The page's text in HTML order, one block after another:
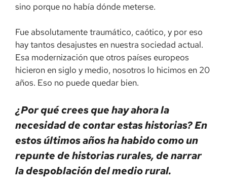
sino porque no había dónde meterse.
Fue absolutamente traumático, caótico, y por eso
hay tantos desajustes en nuestra sociedad actual.
Esa modernización que otros países europeos
hicieron en siglo y medio, nosotros lo hicimos en 20
años. Eso no puede quedar bien.
¿Por qué crees que hay ahora la
necesidad de contar estas historias? En
estos últimos años ha habido como un
repunte de historias rurales, de narrar
la despoblación del medio rural.